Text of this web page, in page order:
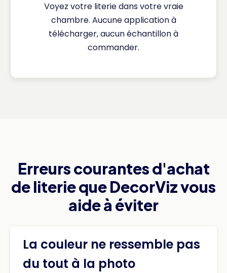
Voyez votre literie dans votre vraie
chambre. Aucune application à
télécharger, aucun échantillon à
commander.
Erreurs courantes d'achat
de literie que DecorViz vous
aide à éviter
La couleur ne ressemble pas
du tout à la photo